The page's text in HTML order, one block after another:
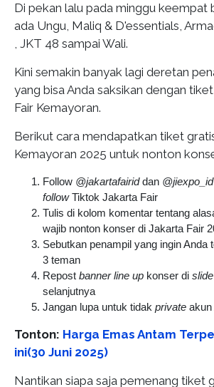
Di pekan lalu pada minggu keempat
ada Ungu, Maliq & D'essentials,
, JKT 48 sampai Wali.
Kini semakin banyak lagi deretan
yang bisa Anda saksikan dengan
Fair Kemayoran.
Berikut cara mendapatkan tiket
Kemayoran 2025 untuk nonton
Follow @jakartafairiddan @jiexpo_id
followTiktok Jakarta Fair
Tulis di kolom komentar tentang
wajib nonton konser di Jakarta Fair
Sebutkan penampil yang ingin Anda
3 teman
Repost banner line up konser di slide
selanjutnya
Jangan lupa untuk tidak private akun
Tonton: Harga Emas Antam
ini(30 Juni 2025)
Nantikan siapa saja pemenang tiket